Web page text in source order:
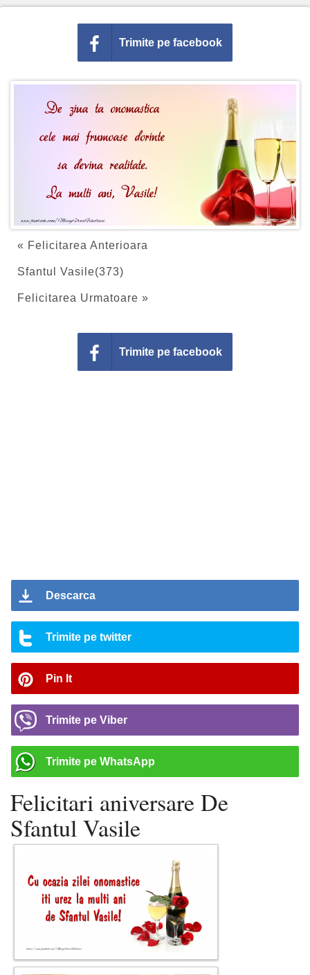
Trimite pe facebook
« Felicitarea Anterioara
Sfantul Vasile(373)
Felicitarea Urmatoare »
Trimite pe facebook
Descarca
Trimite pe twitter
Pin It
Trimite pe Viber
Trimite pe WhatsApp
Felicitari aniversare De
Sfantul Vasile